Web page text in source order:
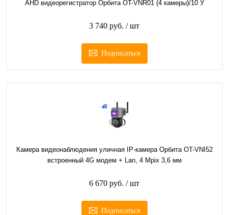
AHD видеорегистратор Орбита OT-VNR01 (4 камеры)/10 У
3 740 руб. / шт
Подписаться
Камера видеонаблюдения уличная IP-камера Орбита OT-VNI52
встроенный 4G модем + Lan, 4 Mpix 3,6 мм
6 670 руб. / шт
Подписаться